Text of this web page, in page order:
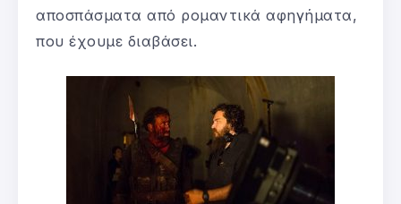
αποσπάσματα από ρομαντικά αφηγήματα,
που έχουμε διαβάσει.